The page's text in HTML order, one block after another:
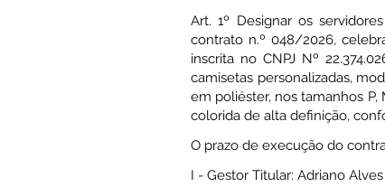
Art. 1º Designar os
contrato n.º 048/2026,
inscrita no CNPJ Nº
camisetas personalizadas,
em poliéster, nos tamanhos
colorida de alta definição,
O prazo de execução do
I - Gestor Titular: Adriano